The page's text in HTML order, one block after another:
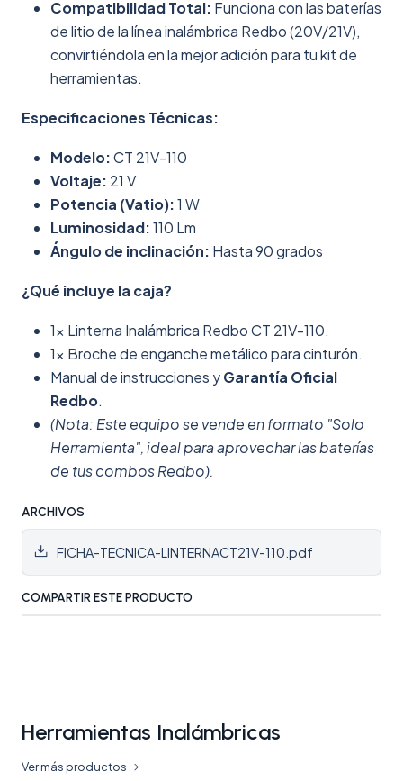
Compatibilidad Total: Funciona con las baterías
de litio de la línea inalámbrica Redbo (20V/21V),
convirtiéndola en la mejor adición para tu kit de
herramientas.
Especificaciones Técnicas:
Modelo:CT 21V-110
Voltaje: 21 V
Potencia (Vatio):1 W
Luminosidad:110 Lm
Ángulo de inclinación: Hasta 90 grados
¿Qué incluye la caja?
1x Linterna Inalámbrica Redbo CT 21V-110.
1x Broche de enganche metálico para cinturón.
Manual de instrucciones yGarantía Oficial
Redbo.
(Nota: Este equipo se vende en formato "Solo
Herramienta", ideal para aprovechar las baterías
de tus combos Redbo).
ARCHIVOS
FICHA-TECNICA-LINTERNACT21V-110.pdf
COMPARTIR ESTE PRODUCTO
Herramientas Inalámbricas
Ver más productos